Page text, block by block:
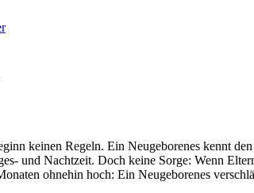
keinen Regeln. Ein Neugeborenes kennt
und Nachtzeit. Doch keine Sorge: Wenn
ohnehin hoch: Ein Neugeborenes